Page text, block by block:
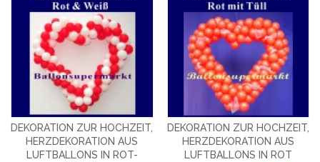
DEKORATION ZUR HOCHZEIT,
HERZDEKORATION AUS
LUFTBALLONS IN ROT-
DEKORATION ZUR HOCHZEIT,
HERZDEKORATION AUS
LUFTBALLONS IN ROT